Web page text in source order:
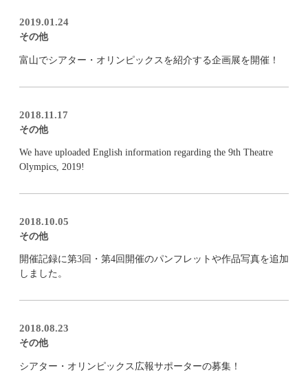
2019.01.24
その他
富山でシアター・オリンピックスを紹介する企画展を開催！
2018.11.17
その他
We have uploaded English information regarding the 9th Theatre
Olympics, 2019!
2018.10.05
その他
開催記録に第3回・第4回開催のパンフレットや作品写真を追加
しました。
2018.08.23
その他
シアター・オリンピックス広報サポーターの募集！